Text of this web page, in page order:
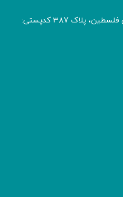
آدرس: پسـتی تهران، خیابان طالقانی، میدان فلسطین، پلاک 387 کدپستی: